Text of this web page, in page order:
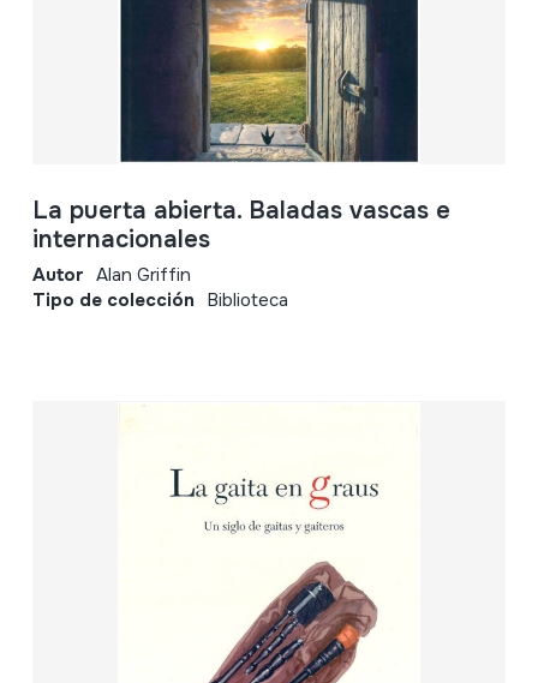
La puerta abierta. Baladas vascas e
internacionales
Autor Alan Griffin
Tipo de colección Biblioteca